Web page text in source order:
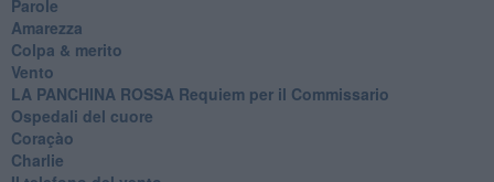
Parole
Amarezza
Colpa & merito
Vento
​LA PANCHINA ROSSA Requiem per il Commissario
Ospedali del cuore
Coraçào
Charlie